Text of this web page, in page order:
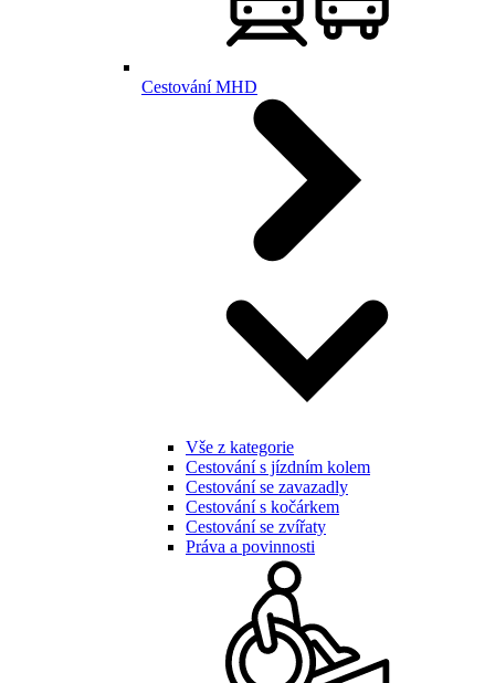
Cestování MHD
Vše z kategorie
Cestování s jízdním kolem
Cestování se zavazadly
Cestování s kočárkem
Cestování se zvířaty
Práva a povinnosti